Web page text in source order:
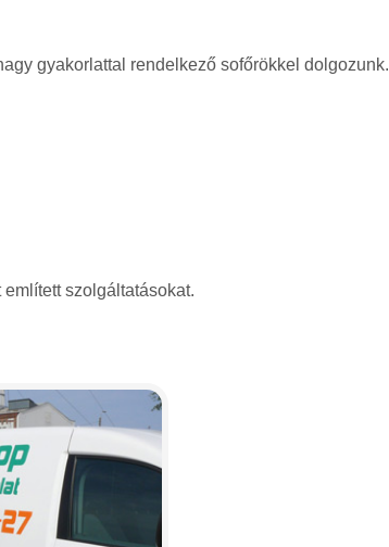
gyakorlattal rendelkező sofőrökkel dolgozunk.
szolgáltatásokat.